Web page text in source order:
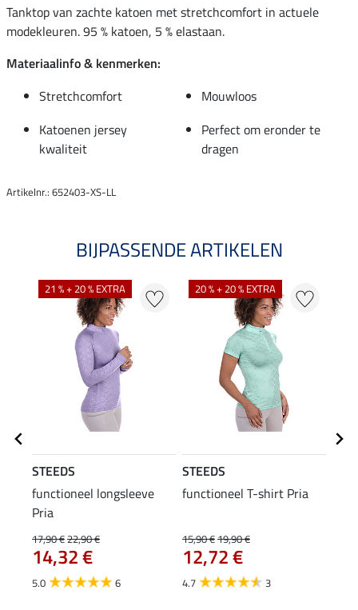
Tanktop van zachte katoen met stretchcomfort in actuele
modekleuren. 95 % katoen, 5 % elastaan.
Materiaalinfo & kenmerken:
Stretchcomfort
Mouwloos
Katoenen jersey
kwaliteit
Perfect om eronder te
dragen
Artikelnr.: 652403-XS-LL
BIJPASSENDE ARTIKELEN
21 % + 20 % EXTRA
STEEDS
functioneel longsleeve
Pria
17,90 €22,90 €
14,32 €
5.0 6
20 % + 20 % EXTRA
STEEDS
functioneel T-shirt Pria
15,90 €19,90 €
12,72 €
4.7 3